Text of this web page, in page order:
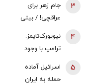
می‌شود؟
آبراهام لینکلن
در منطقه
جام زهر برای
عراقچی! / بیتی
نشست خبری
خواند
3
نیویورک‌تایمز:
ترامپ با وجود
آمریکا جنگ با
4
اسرائیل آماده
حمله به ایران
5